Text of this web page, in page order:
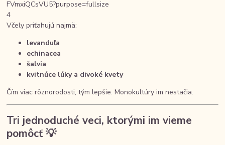
4
Včely priťahujú najmä:
levanduľa
echinacea
šalvia
kvitnúce lúky a divoké kvety
Čím viac rôznorodosti, tým lepšie. Monokultúry im nestačia.
Tri jednoduché veci, ktorými im vieme
pomôcť 💡